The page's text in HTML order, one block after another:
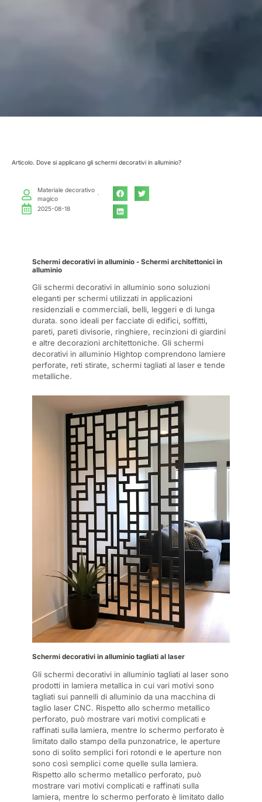
Articolo. Dove si applicano gli schermi decorativi in alluminio?
Materiale decorativo
magico
2025-08-18
Schermi decorativi in alluminio - Schermi architettonici in
alluminio
Gli schermi decorativi in alluminio sono soluzioni
eleganti per schermi utilizzati in applicazioni
residenziali e commerciali, belli, leggeri e di lunga
durata. sono ideali per facciate di edifici, soffitti,
pareti, pareti divisorie, ringhiere, recinzioni di giardini
e altre decorazioni architettoniche. Gli schermi
decorativi in alluminio Hightop comprendono lamiere
perforate, reti stirate, schermi tagliati al laser e tende
metalliche.
Schermi decorativi in alluminio tagliati al laser
Gli schermi decorativi in alluminio tagliati al laser sono
prodotti in lamiera metallica in cui vari motivi sono
tagliati sui pannelli di alluminio da una macchina di
taglio laser CNC. Rispetto allo schermo metallico
perforato, può mostrare vari motivi complicati e
raffinati sulla lamiera, mentre lo schermo perforato è
limitato dallo stampo della punzonatrice, le aperture
sono di solito semplici fori rotondi e le aperture non
sono così semplici come quelle sulla lamiera.
Rispetto allo schermo metallico perforato, può
mostrare vari motivi complicati e raffinati sulla
lamiera, mentre lo schermo perforato è limitato dallo